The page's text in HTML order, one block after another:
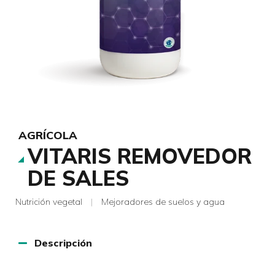
AGRÍCOLA
VITARIS REMOVEDOR
DE SALES
Nutrición vegetal | Mejoradores de suelos y agua
Descripción